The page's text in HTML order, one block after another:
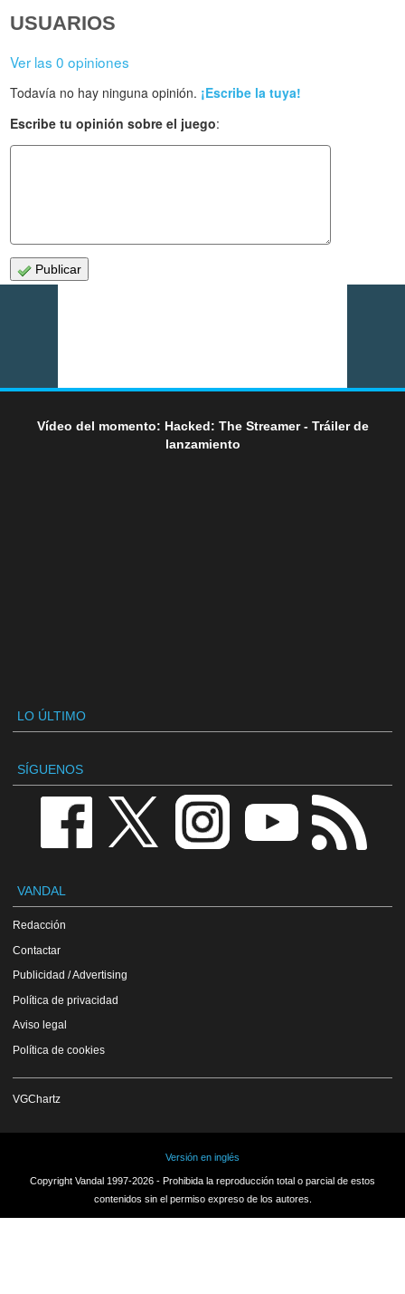
USUARIOS
Ver las 0 opiniones
Todavía no hay ninguna opinión. ¡Escribe la tuya!
Escribe tu opinión sobre el juego:
Publicar
Vídeo del momento: Hacked: The Streamer - Tráiler de
lanzamiento
LO ÚLTIMO
SÍGUENOS
VANDAL
Redacción
Contactar
Publicidad / Advertising
Política de privacidad
Aviso legal
Política de cookies
VGChartz
Versión en inglés
Copyright Vandal 1997-2026 - Prohibida la reproducción total o parcial de estos
contenidos sin el permiso expreso de los autores.